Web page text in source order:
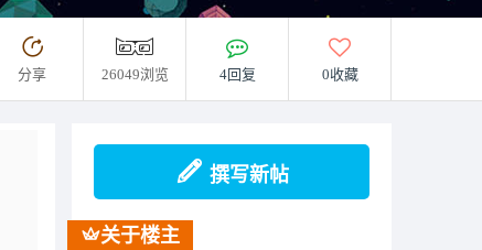
分享 26049浏览 4回复 0收藏
撰写新帖
关于楼主